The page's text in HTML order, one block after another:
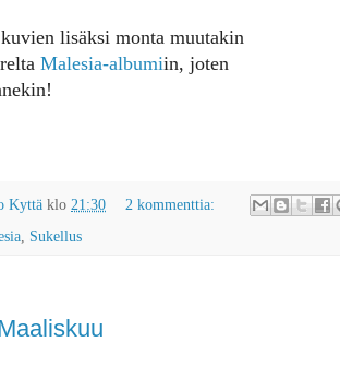
lisäksi monta muutakin
Malesia-albumiin, joten
Kyttä klo 21:30
2 kommenttia:
, Sukellus